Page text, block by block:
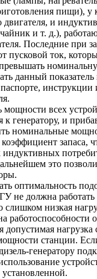
пищи), у
двигателя, и
и т. д.),
Последние при
пусковой ток,
превышать
данный
инструкции
всех
к генератору, и
номинальные
запаса,
индуктивных
это
оптимальность
не должна работать
низкая
работоспособности
нагрузка
станции.
генератору